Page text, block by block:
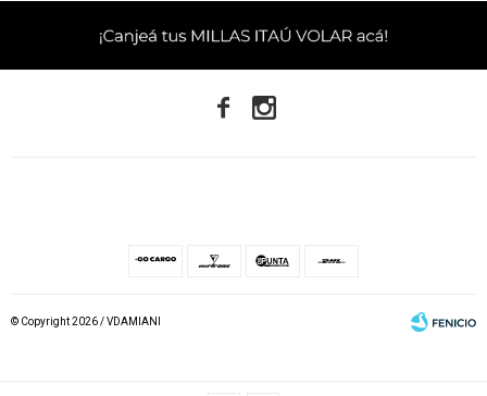
 
© Copyright 2026 / VDAMIANI